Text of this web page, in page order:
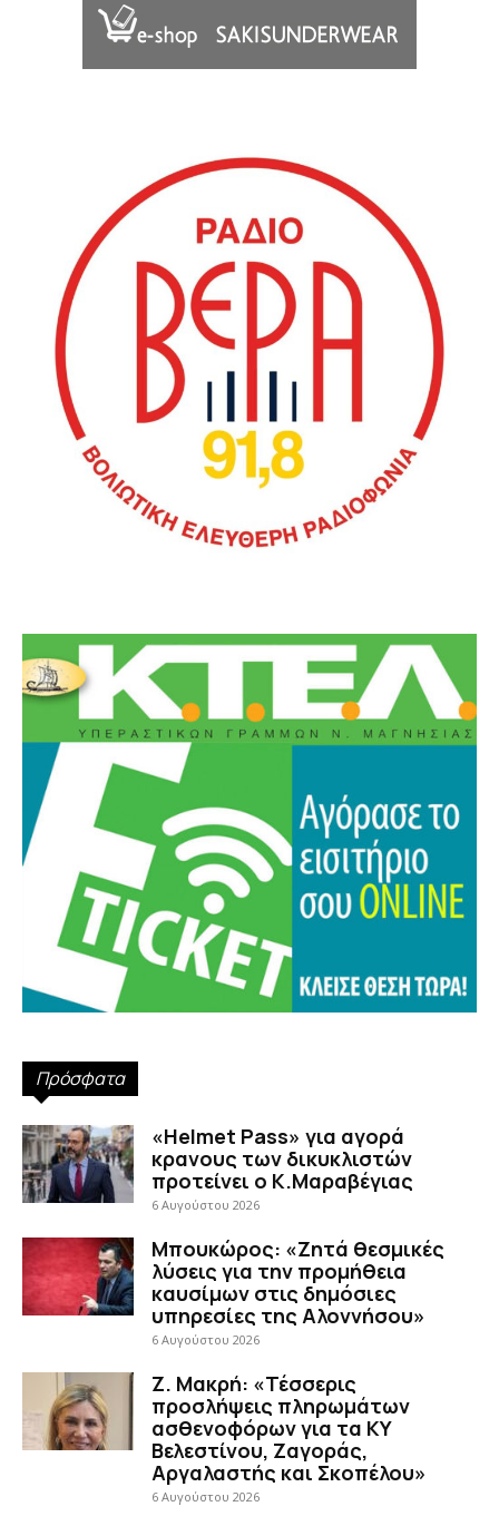
Πρόσφατα
«Helmet Pass» για αγορά
κρανους των δικυκλιστών
προτείνει ο Κ.Μαραβέγιας
6 Αυγούστου 2026
Μπουκώρος: «Ζητά θεσμικές
λύσεις για την προμήθεια
καυσίμων στις δημόσιες
υπηρεσίες της Αλοννήσου»
6 Αυγούστου 2026
Ζ. Μακρή: «Τέσσερις
προσλήψεις πληρωμάτων
ασθενοφόρων για τα ΚΥ
Βελεστίνου, Ζαγοράς,
Αργαλαστής και Σκοπέλου»
6 Αυγούστου 2026